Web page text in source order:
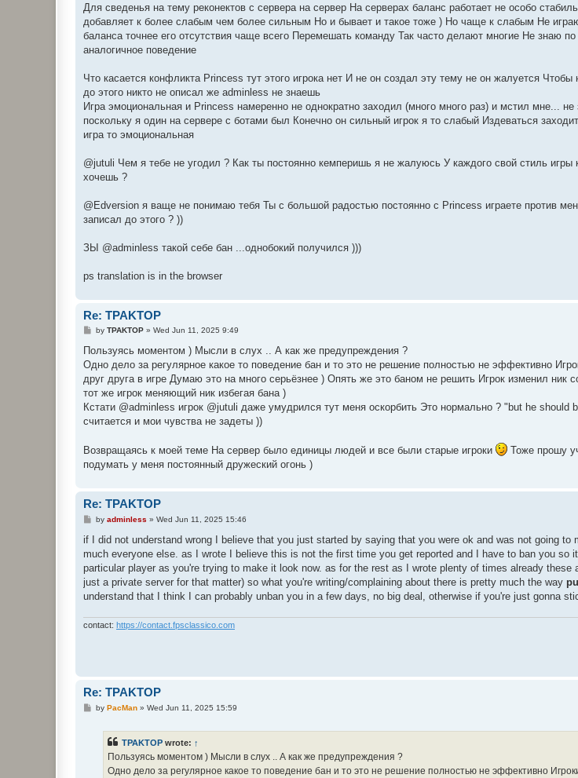
Для сведенья на тему реконектов с сервера на сервер На серверах баланс работает не особо
добавляет к более слабым чем более сильным Но и бывает и такое тоже ) Но чаще к слабым Не
баланса точнее его отсутствия чаще всего Перемешать команду Так часто делают многие Не знаю
аналогичное поведение
Что касается конфликта Princess тут этого игрока нет И не он создал эту тему не он жалуется
до этого никто не описал же adminless не знаешь
Игра эмоциональная и Princess намеренно не однократно заходил (много много раз) и мстил мне...
поскольку я один на сервере с ботами был Конечно он сильный игрок я то слабый Издеваться
игра то эмоциональная
@jutuli Чем я тебе не угодил ? Как ты постоянно кемперишь я не жалуюсь У каждого свой стиль игры
хочешь ?
@Edversion я ваще не понимаю тебя Ты с большой радостью постоянно с Princess играете против
записал до этого ? ))
ЗЫ @adminless такой себе бан ...однобокий получился )))
ps translation is in the browser
Re: TPAKTOP
P
s
by TPAKTOP» Wed Jun 11, 2025 9:49
Пользуясь моментом ) Мысли в слух .. А как же предупреждения ?
Одно дело за регулярное какое то поведение бан и то это не решение полностью не эффективно
друг друга в игре Думаю это на много серьёзнее ) Опять же это баном не решить Игрок изменил ник
тот же игрок меняющий ник избегая бана )
Кстати @adminless игрок @jutuli даже умудрился тут меня оскорбить Это нормально ? "but he
считается и мои чувства не задеты ))
Возвращаясь к моей теме На сервер было единицы людей и все были старые игроки Тоже прошу
подумать у меня постоянный дружеский огонь )
Re: TPAKTOP
P
s
by adminless » Wed Jun 11, 2025 15:46
if I did not understand wrong I believe that you just started by saying that you were ok and was not going
much everyone else. as I wrote I believe this is not the first time you get reported and I have to ban you so
particular player as you're trying to make it look now. as for the rest as I wrote plenty of times already these
just a private server for that matter) so what you're writing/complaining about there is pretty much the way
understand that I think I can probably unban you in a few days, no big deal, otherwise if you're just gonna
contact: https://contact.fpsclassico.com
Re: TPAKTOP
Pby PacMan» Wed Jun 11, 2025 15:59
TPAKTOP wrote: ↑
Пользуясь моментом ) Мысли в слух .. А как же предупреждения ?
Одно дело за регулярное какое то поведение бан и то это не решение полностью не эффективно